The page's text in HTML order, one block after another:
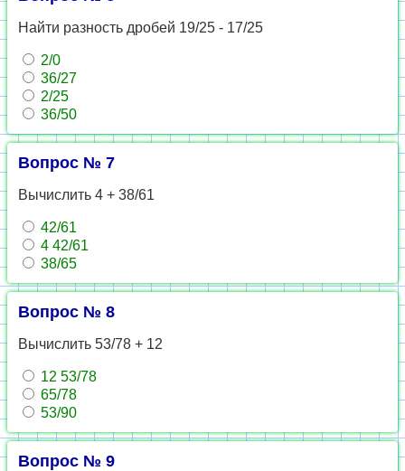
Найти разность дробей 19/25 - 17/25
2/0
36/27
2/25
36/50
Вопрос № 7
Вычислить 4 + 38/61
42/61
4 42/61
38/65
Вопрос № 8
Вычислить 53/78 + 12
12 53/78
65/78
53/90
Вопрос № 9